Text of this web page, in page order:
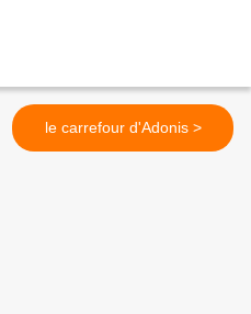
le carrefour d'Adonis >